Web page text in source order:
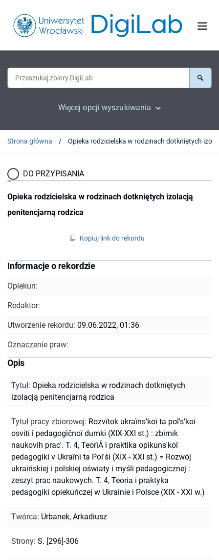
Więcej opcji wyszukiwania
Strona główna
DO PRZYPISANIA
Opieka rodzicielska w rodzinach dotkniętych izolacją
penitencjarną rodzica
Kopiuj link do rekordu
Informacje o rekordzie
Opiekun:
Redaktor:
Utworzenie rekordu: 09.06.2022, 01:36
Oznaczenie praw:
Opis
Tytuł: Opieka rodzicielska w rodzinach dotkniętych
izolacją penitencjarną rodzica
Tytuł pracy zbiorowej: Rozvïtok ukraïns'koï ta pol's'koï
osviti ì pedagogìčnoï dumki (XIX-XXI st.) : zbirnik
naukovih prac'. T. 4, TeorìÂ ì praktika opìkuns'koï
pedagogiki v Ukraïnì ta Pol'šì (XIX - XXI st.) = Rozwój
ukraińskiej i polskiej oświaty i myśli pedagogicznej :
zeszyt prac naukowych. T. 4, Teoria i praktyka
pedagogiki opiekuńczej w Ukrainie i Polsce (XIX - XXI w.)
Twórca: Urbanek, Arkadiusz
Strony: S. [296]-306